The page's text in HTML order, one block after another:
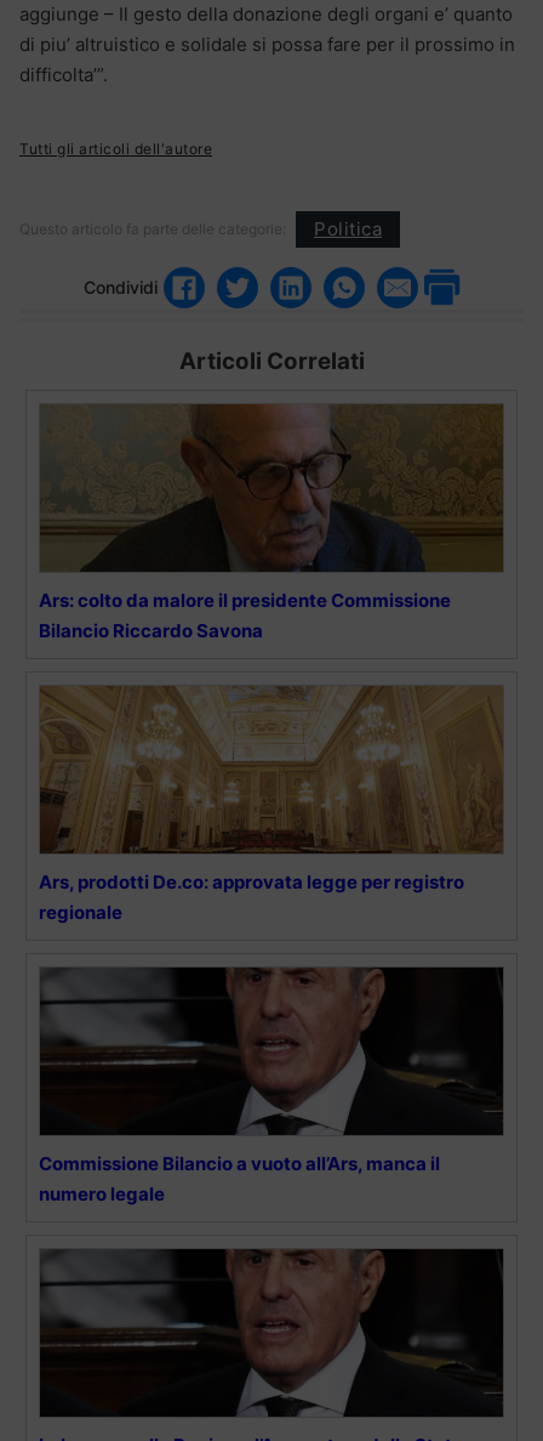
aggiunge – Il gesto della donazione degli organi e’ quanto
di piu’ altruistico e solidale si possa fare per il prossimo in
difficolta’”.
Tutti gli articoli dell'autore
Questo articolo fa parte delle categorie: Politica
Condividi
Articoli Correlati
Ars: colto da malore il presidente Commissione
Bilancio Riccardo Savona
Ars, prodotti De.co: approvata legge per registro
regionale
Commissione Bilancio a vuoto all’Ars, manca il
numero legale